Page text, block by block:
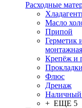
Расходные
Масло
Припой
Герметик
Крепёж и
Прокладки
Флюс
Дренаж
Наличный
+ ЕЩЕ 5